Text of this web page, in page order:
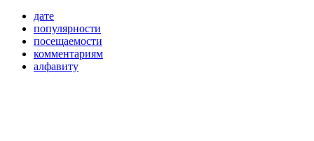
дате
популярности
посещаемости
комментариям
алфавиту